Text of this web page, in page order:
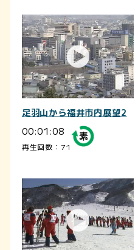
足羽山から福井市内展望2
00:01:08
再生回数：71